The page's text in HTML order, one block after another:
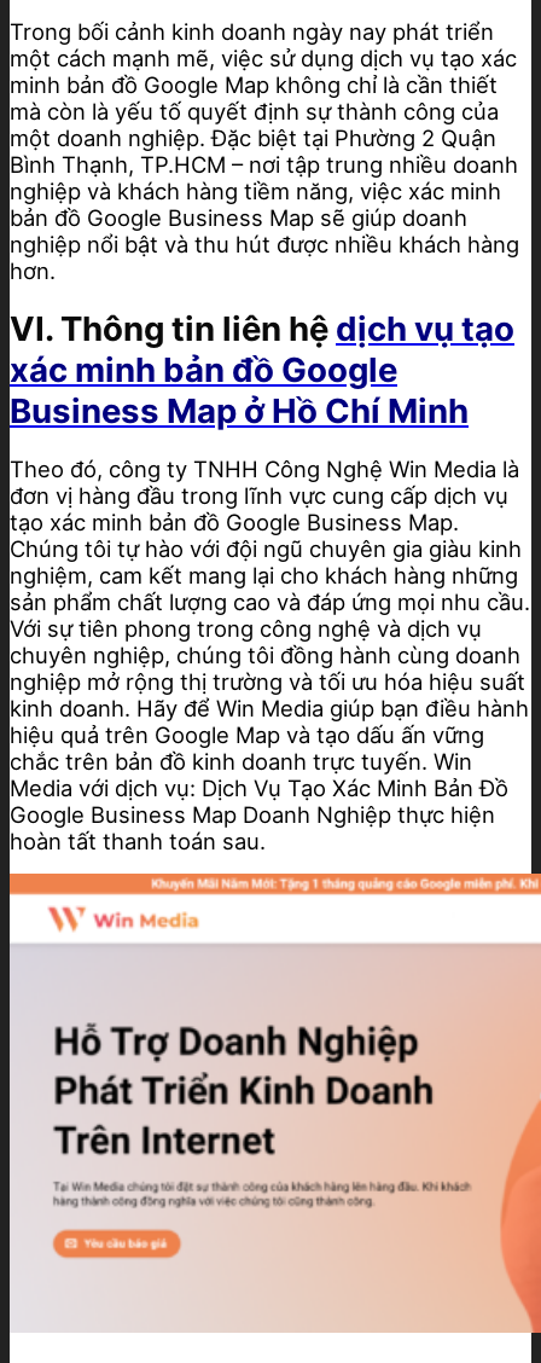
Trong bối cảnh kinh doanh ngày nay phát triển
một cách mạnh mẽ, việc sử dụng dịch vụ tạo xác
minh bản đồ Google Map không chỉ là cần thiết
mà còn là yếu tố quyết định sự thành công của
một doanh nghiệp. Đặc biệt tại Phường 2 Quận
Bình Thạnh, TP.HCM – nơi tập trung nhiều doanh
nghiệp và khách hàng tiềm năng, việc xác minh
bản đồ Google Business Map sẽ giúp doanh
nghiệp nổi bật và thu hút được nhiều khách hàng
hơn.
VI. Thông tin liên hệ dịch vụ tạo
xác minh bản đồ Google
Business Map ở Hồ Chí Minh
Theo đó, công ty TNHH Công Nghệ Win Media là
đơn vị hàng đầu trong lĩnh vực cung cấp dịch vụ
tạo xác minh bản đồ Google Business Map.
Chúng tôi tự hào với đội ngũ chuyên gia giàu kinh
nghiệm, cam kết mang lại cho khách hàng những
sản phẩm chất lượng cao và đáp ứng mọi nhu cầu.
Với sự tiên phong trong công nghệ và dịch vụ
chuyên nghiệp, chúng tôi đồng hành cùng doanh
nghiệp mở rộng thị trường và tối ưu hóa hiệu suất
kinh doanh. Hãy để Win Media giúp bạn điều hành
hiệu quả trên Google Map và tạo dấu ấn vững
chắc trên bản đồ kinh doanh trực tuyến. Win
Media với dịch vụ: Dịch Vụ Tạo Xác Minh Bản Đồ
Google Business Map Doanh Nghiệp thực hiện
hoàn tất thanh toán sau.